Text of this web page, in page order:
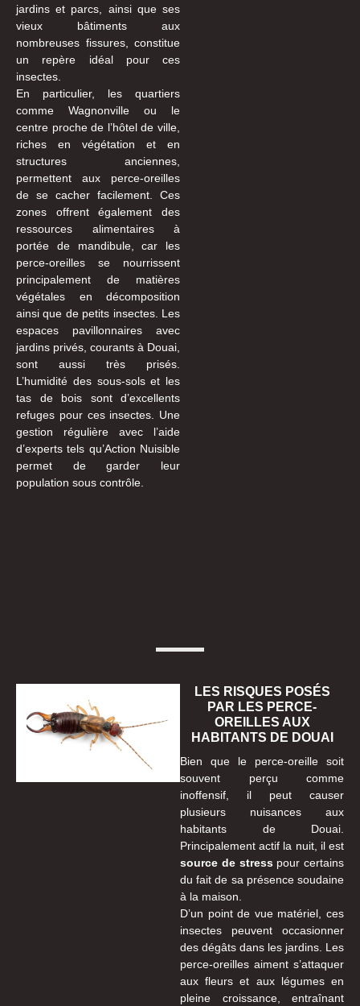
jardins et parcs, ainsi que ses
vieux bâtiments aux
nombreuses fissures, constitue
un repère idéal pour ces
insectes.
En particulier, les quartiers
comme Wagnonville ou le
centre proche de l’hôtel de ville,
riches en végétation et en
structures anciennes,
permettent aux perce-oreilles
de se cacher facilement. Ces
zones offrent également des
ressources alimentaires à
portée de mandibule, car les
perce-oreilles se nourrissent
principalement de matières
végétales en décomposition
ainsi que de petits insectes. Les
espaces pavillonnaires avec
jardins privés, courants à Douai,
sont aussi très prisés.
L’humidité des sous-sols et les
tas de bois sont d’excellents
refuges pour ces insectes. Une
gestion régulière avec l’aide
d’experts tels qu’Action Nuisible
permet de garder leur
population sous contrôle.
LES RISQUES POSÉS
PAR LES PERCE-
OREILLES AUX
HABITANTS DE DOUAI
Bien que le perce-oreille soit
souvent perçu comme
inoffensif, il peut causer
plusieurs nuisances aux
habitants de Douai.
Principalement actif la nuit, il est
source de stresspour certains
du fait de sa présence soudaine
à la maison.
D’un point de vue matériel, ces
insectes peuvent occasionner
des dégâts dans les jardins. Les
perce-oreilles aiment s’attaquer
aux fleurs et aux légumes en
pleine croissance, entraînant